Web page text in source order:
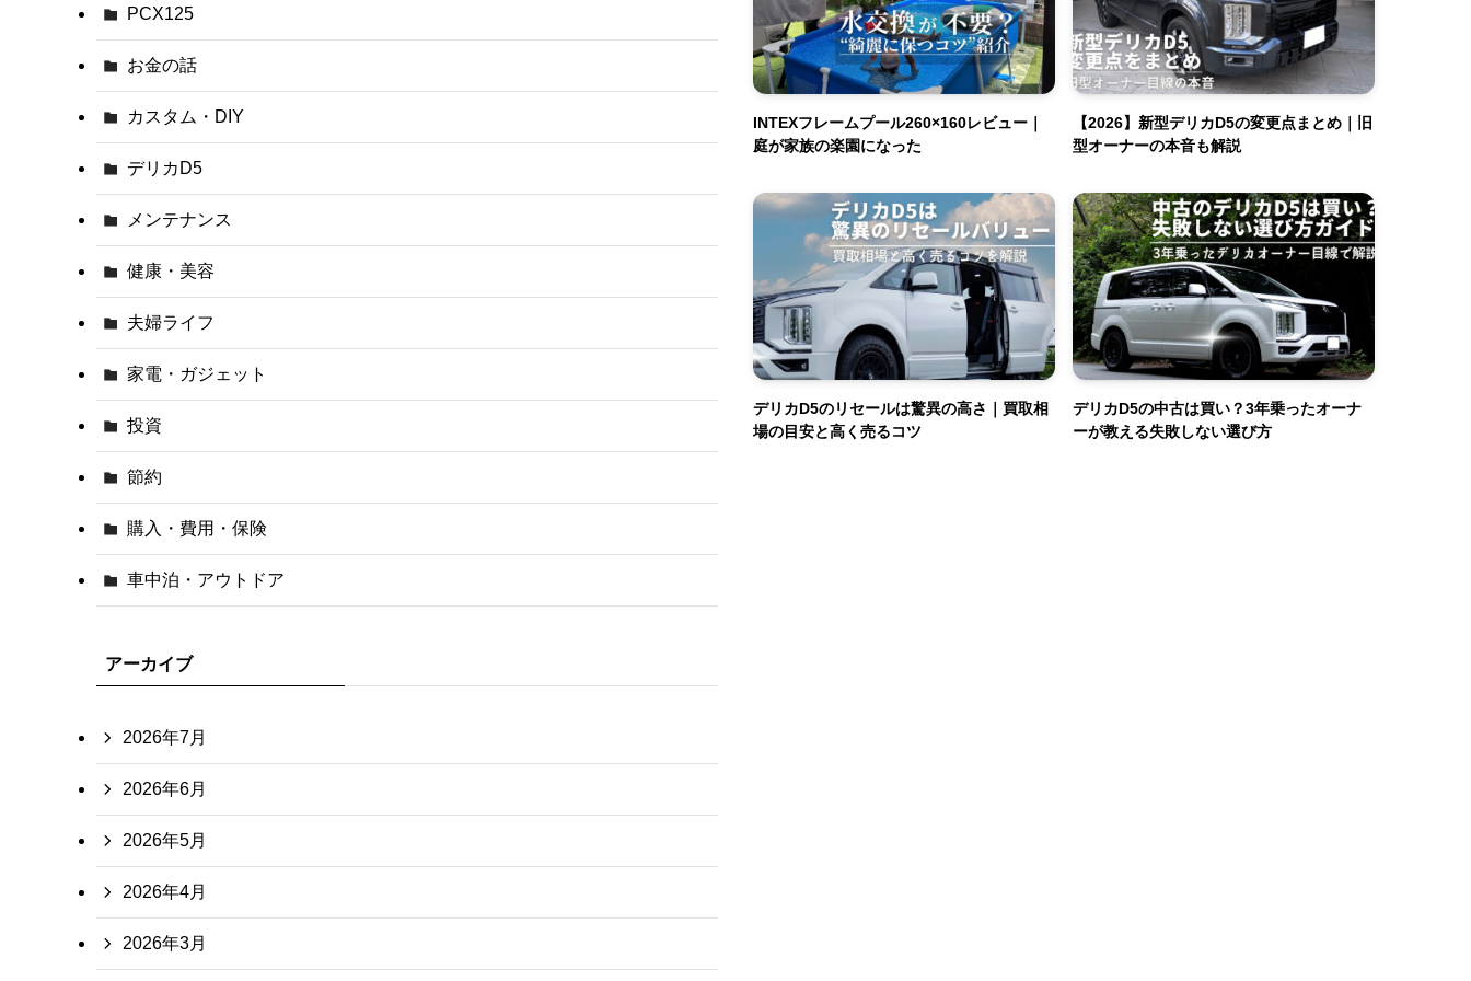
PCX125
お金の話
カスタム・DIY
デリカD5
メンテナンス
健康・美容
夫婦ライフ
家電・ガジェット
投資
節約
購入・費用・保険
車中泊・アウトドア
アーカイブ
2026年7月
2026年6月
2026年5月
2026年4月
2026年3月
INTEXフレームプール260×160レビュー｜
庭が家族の楽園になった
【2026】新型デリカD5の変更点まとめ｜旧
型オーナーの本音も解説
デリカD5のリセールは驚異の高さ｜買取相
場の目安と高く売るコツ
デリカD5の中古は買い？3年乗ったオーナ
ーが教える失敗しない選び方